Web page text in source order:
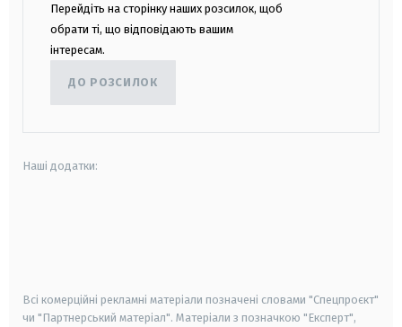
Перейдіть на сторінку наших розсилок, щоб
обрати ті, що відповідають вашим
інтересам.
ДО РОЗСИЛОК
Наші додатки:
Всі комерційні рекламні матеріали позначені словами "Спецпроєкт"
чи "Партнерський матеріал". Матеріали з позначкою "Експерт",